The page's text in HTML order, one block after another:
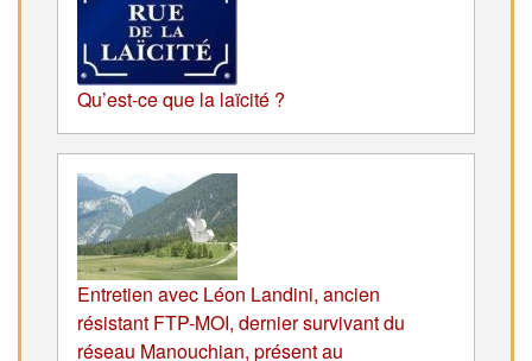
Qu’est-ce que la laïcité ?
Entretien avec Léon Landini, ancien
résistant FTP-MOI, dernier survivant du
réseau Manouchian, présent au